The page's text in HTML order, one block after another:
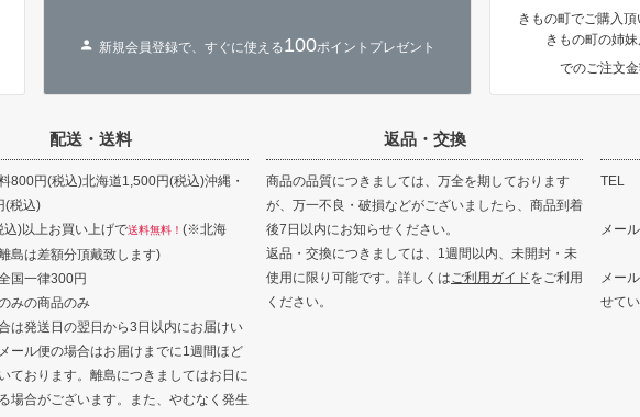
新規会員登録で、すぐに使える100ポイントプレゼント
きもの町でご購入
きもの町の姉
でのご注文
配送・送料
円(税込)北海道1,500円(税込)沖縄・
(税込)
込)以上お買い上げで送料無料！ (※北海
島は差額分頂戴致します)
国一律300円
みの商品のみ
は発送日の翌日から3日以内にお届けい
ール便の場合はお届けまでに1週間ほど
ております。離島につきましてはお日に
場合がございます。また、やむなく発生
返品・交換
商品の品質につきましては、万全を期しております
が、万一不良・破損などがございましたら、商品到着
後7日以内にお知らせください。
返品・交換につきましては、1週間以内、未開封・未
使用に限り可能です。詳しくはご利用ガイドをご利用
ください。
TEL
メール
メー
せて